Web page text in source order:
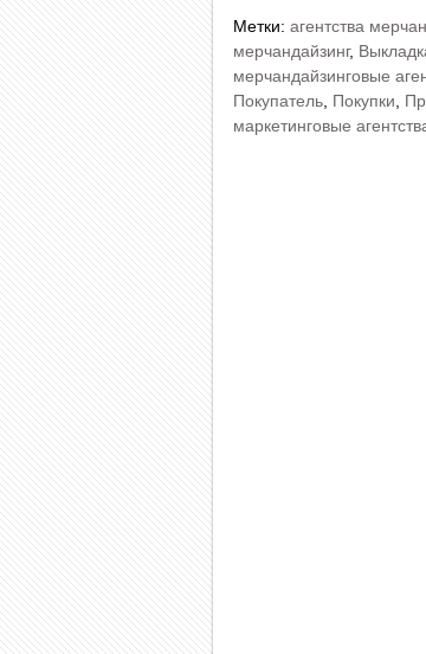
Метки: агентства
мерчандайзинг,
мерчандайзинговые
Покупатель Покупки
маркетинговые